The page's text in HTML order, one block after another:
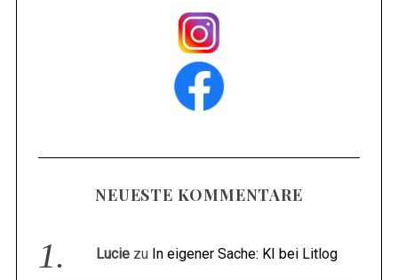
NEUESTE KOMMENTARE
Lucie zu In eigener Sache: KI bei Litlog